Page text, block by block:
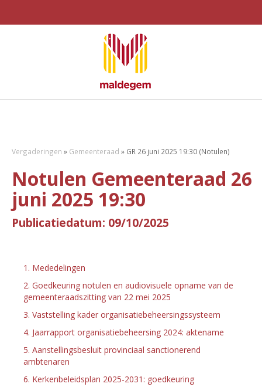
Vergaderingen » Gemeenteraad » GR 26 juni 2025 19:30 (Notulen)
Notulen Gemeenteraad 26
juni 2025 19:30
Publicatiedatum: 09/10/2025
1. Mededelingen
2. Goedkeuring notulen en audiovisuele opname van de
gemeenteraadszitting van 22 mei 2025
3. Vaststelling kader organisatiebeheersingssysteem
4. Jaarrapport organisatiebeheersing 2024: aktename
5. Aanstellingsbesluit provinciaal sanctionerend
ambtenaren
6. Kerkenbeleidsplan 2025-2031: goedkeuring